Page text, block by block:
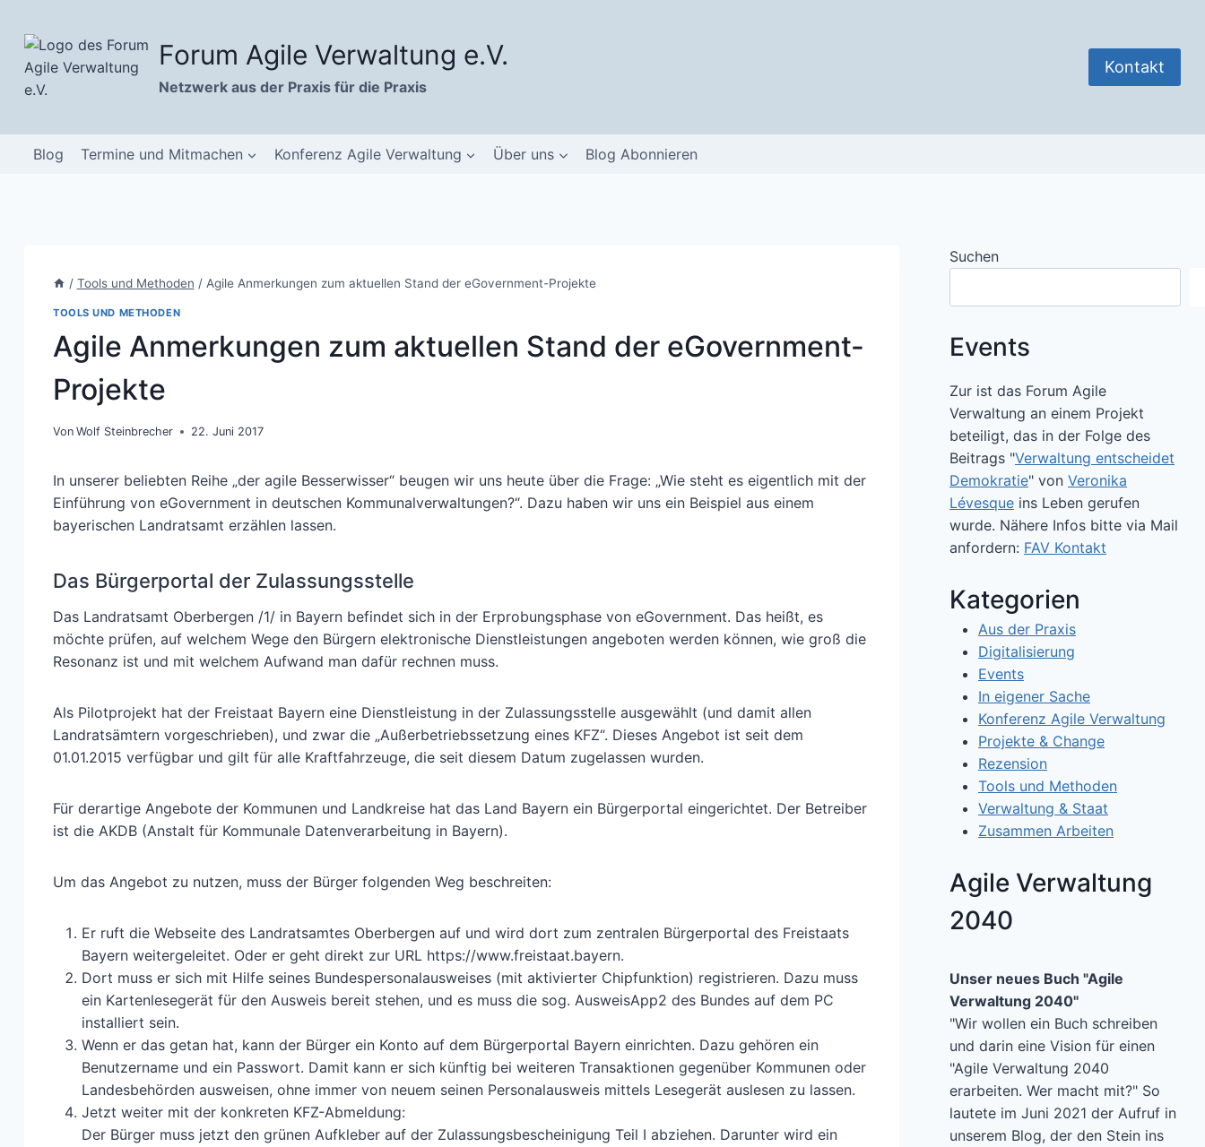
Inhalt
springen
Forum Agile Verwaltung e.V.
Netzwerk aus der Praxis für die Praxis
Kontakt
Blog Termine und Mitmachen Konferenz Agile Verwaltung Über uns Blog Abonnieren
/ Tools und Methoden / Agile Anmerkungen zum aktuellen Stand der eGovernment-Projekte
TOOLS UND METHODEN
Agile Anmerkungen zum aktuellen Stand der eGovernment-
Projekte
Von Wolf Steinbrecher 22. Juni 2017
In unserer beliebten Reihe „der agile Besserwisser“ beugen wir uns heute über die Frage: „Wie steht es eigentlich mit der
Einführung von eGovernment in deutschen Kommunalverwaltungen?“. Dazu haben wir uns ein Beispiel aus einem
bayerischen Landratsamt erzählen lassen.
Das Bürgerportal der Zulassungsstelle
Das Landratsamt Oberbergen /1/ in Bayern befindet sich in der Erprobungsphase von eGovernment. Das heißt, es
möchte prüfen, auf welchem Wege den Bürgern elektronische Dienstleistungen angeboten werden können, wie groß die
Resonanz ist und mit welchem Aufwand man dafür rechnen muss.
Als Pilotprojekt hat der Freistaat Bayern eine Dienstleistung in der Zulassungsstelle ausgewählt (und damit allen
Landratsämtern vorgeschrieben), und zwar die „Außerbetriebssetzung eines KFZ“. Dieses Angebot ist seit dem
01.01.2015 verfügbar und gilt für alle Kraftfahrzeuge, die seit diesem Datum zugelassen wurden.
Für derartige Angebote der Kommunen und Landkreise hat das Land Bayern ein Bürgerportal eingerichtet. Der Betreiber
ist die AKDB (Anstalt für Kommunale Datenverarbeitung in Bayern).
Um das Angebot zu nutzen, muss der Bürger folgenden Weg beschreiten:
Er ruft die Webseite des Landratsamtes Oberbergen auf und wird dort zum zentralen Bürgerportal des Freistaats
Bayern weitergeleitet. Oder er geht direkt zur URL https://www.freistaat.bayern.
Dort muss er sich mit Hilfe seines Bundespersonalausweises (mit aktivierter Chipfunktion) registrieren. Dazu muss
ein Kartenlesegerät für den Ausweis bereit stehen, und es muss die sog. AusweisApp2 des Bundes auf dem PC
installiert sein.
Wenn er das getan hat, kann der Bürger ein Konto auf dem Bürgerportal Bayern einrichten. Dazu gehören ein
Benutzername und ein Passwort. Damit kann er sich künftig bei weiteren Transaktionen gegenüber Kommunen oder
Landesbehörden ausweisen, ohne immer von neuem seinen Personalausweis mittels Lesegerät auslesen zu lassen.
Jetzt weiter mit der konkreten KFZ-Abmeldung:
Der Bürger muss jetzt den grünen Aufkleber auf der Zulassungsbescheinigung Teil I abziehen. Darunter wird ein
Suchen
Events
Zur ist das Forum Agile
Verwaltung an einem Projekt
beteiligt, das in der Folge des
Beitrags "Verwaltung entscheidet
Demokratie" von Veronika
Lévesque ins Leben gerufen
wurde. Nähere Infos bitte via Mail
anfordern: FAV Kontakt
Kategorien
Aus der Praxis
Digitalisierung
Events
In eigener Sache
Konferenz Agile Verwaltung
Projekte & Change
Rezension
Tools und Methoden
Verwaltung & Staat
Zusammen Arbeiten
Agile Verwaltung
2040
Unser neues Buch "Agile
Verwaltung 2040"
"Wir wollen ein Buch schreiben
und darin eine Vision für einen
"Agile Verwaltung 2040
erarbeiten. Wer macht mit?" So
lautete im Juni 2021 der Aufruf in
unserem Blog, der den Stein ins